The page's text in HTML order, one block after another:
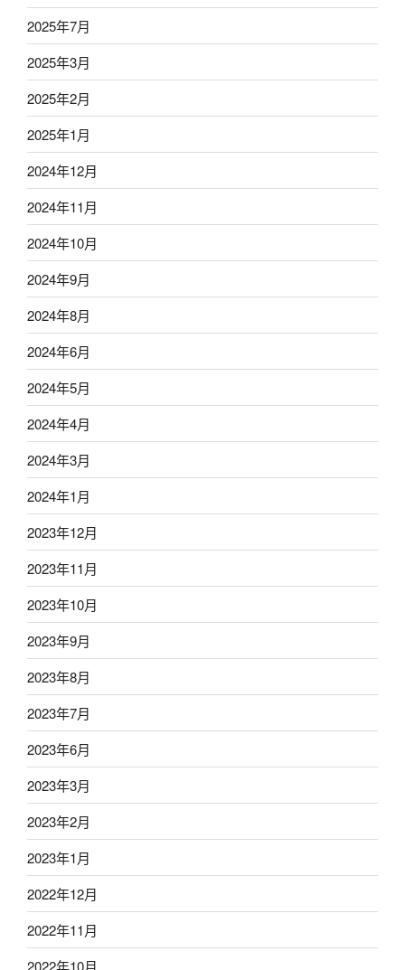
2025年7月
2025年3月
2025年2月
2025年1月
2024年12月
2024年11月
2024年10月
2024年9月
2024年8月
2024年6月
2024年5月
2024年4月
2024年3月
2024年1月
2023年12月
2023年11月
2023年10月
2023年9月
2023年8月
2023年7月
2023年6月
2023年3月
2023年2月
2023年1月
2022年12月
2022年11月
2022年10月